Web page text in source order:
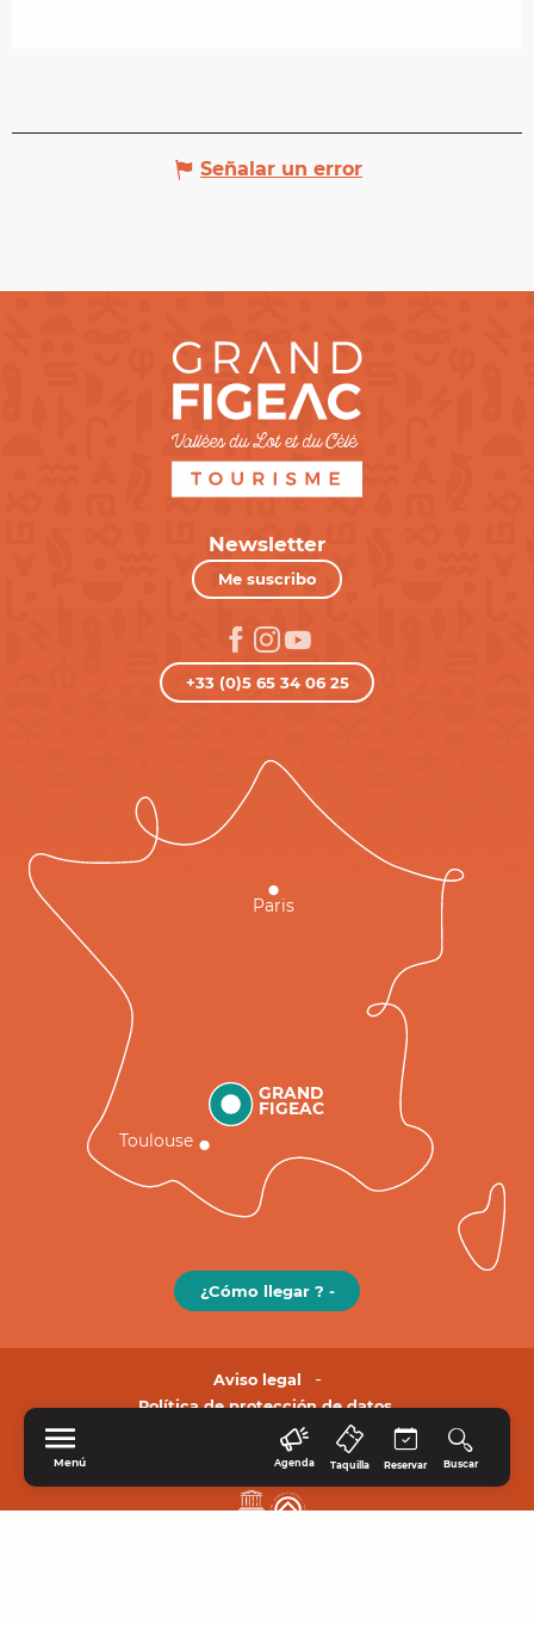
Menú Agenda Taquilla Reservar Buscar
Señalar un error
Newsletter
Me suscribo
+33 (0)5 65 34 06 25
GRAND
FIGEAC
Toulouse
Paris
¿Cómo llegar ? -
Aviso legal
Política de protección de datos.